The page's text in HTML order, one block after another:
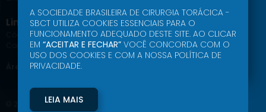
Link Uteis
Código de Conduta Ética
Comunidade SBCT
Área do Associado
© 2024- SBCT – Sociedade Brasileira de Cirurgia Torácica – Todos os
A SOCIEDADE BRASILEIRA DE CIRURGIA TORÁCICA -
SBCT UTILIZA COOKIES ESSENCIAIS PARA O
FUNCIONAMENTO ADEQUADO DESTE SITE. AO CLICAR
EM “ACEITAR E FECHAR” VOCÊ CONCORDA COM O
USO DOS COOKIES E COM A NOSSA POLÍTICA DE
PRIVACIDADE.
LEIA MAIS